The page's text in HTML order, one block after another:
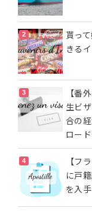
貰っ
きる
【番
生ビ
合の
ロード
【フ
に戸
を入